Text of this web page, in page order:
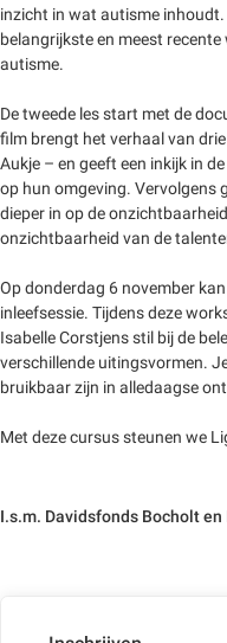
inzicht in wat autisme inhoudt.
belangrijkste en meest
autisme.
De tweede les start met de
film brengt het verhaal van
Aukje – en geeft een inkijk in
op hun omgeving. Vervolgens
dieper in op de
onzichtbaarheid van de
Op donderdag 6 november
inleefsessie. Tijdens deze
Isabelle Corstjens stil bij de
verschillende uitingsvormen.
bruikbaar zijn in alledaagse
Met deze cursus steunen we
I.s.m. Davidsfonds Bocholt